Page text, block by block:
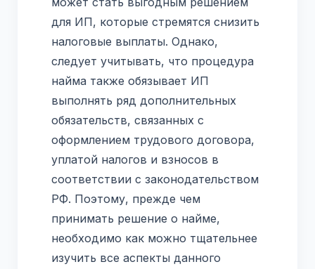
для ИП, которые стремятся снизить
налоговые выплаты. Однако,
следует учитывать, что процедура
найма также обязывает ИП
выполнять ряд дополнительных
обязательств, связанных с
оформлением трудового договора,
уплатой налогов и взносов в
соответствии с законодательством
РФ. Поэтому, прежде чем
принимать решение о найме,
необходимо как можно тщательнее
изучить все аспекты данного